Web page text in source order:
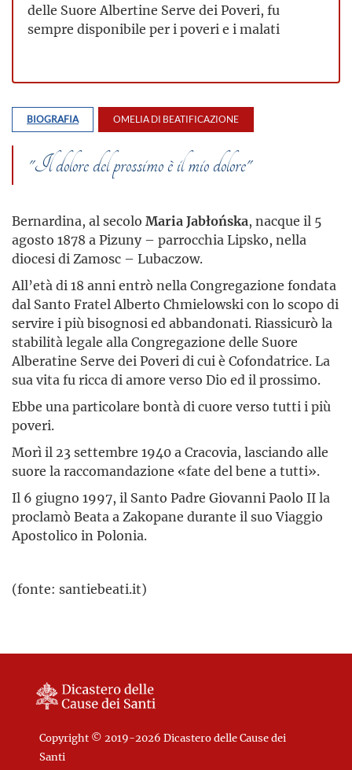
delle Suore Albertine Serve dei Poveri, fu
sempre disponibile per i poveri e i malati
BIOGRAFIA OMELIA DI BEATIFICAZIONE
"Il dolore del prossimo è il mio dolore"
Bernardina, al secolo Maria Jabłońska, nacque il 5
agosto 1878 a Pizuny – parrocchia Lipsko, nella
diocesi di Zamosc – Lubaczow.
All’età di 18 anni entrò nella Congregazione fondata
dal Santo Fratel Alberto Chmielowski con lo scopo di
servire i più bisognosi ed abbandonati. Riassicurò la
stabilità legale alla Congregazione delle Suore
Alberatine Serve dei Poveri di cui è Cofondatrice. La
sua vita fu ricca di amore verso Dio ed il prossimo.
Ebbe una particolare bontà di cuore verso tutti i più
poveri.
Morì il 23 settembre 1940 a Cracovia, lasciando alle
suore la raccomandazione «fate del bene a tutti».
Il 6 giugno 1997, il Santo Padre Giovanni Paolo II la
proclamò Beata a Zakopane durante il suo Viaggio
Apostolico in Polonia.
(fonte: santiebeati.it)
Copyright © 2019-2026 Dicastero delle Cause dei
Santi